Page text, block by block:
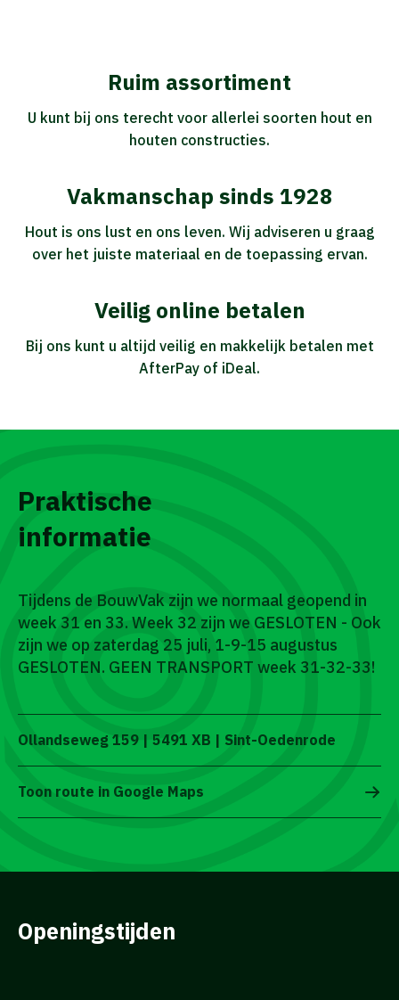
Ruim assortiment
U kunt bij ons terecht voor allerlei soorten hout en
houten constructies.
Vakmanschap sinds 1928
Hout is ons lust en ons leven. Wij adviseren u graag
over het juiste materiaal en de toepassing ervan.
Veilig online betalen
Bij ons kunt u altijd veilig en makkelijk betalen met
AfterPay of iDeal.
Praktische
informatie
Tijdens de BouwVak zijn we normaal geopend in
week 31 en 33. Week 32 zijn we GESLOTEN - Ook
zijn we op zaterdag 25 juli, 1-9-15 augustus
GESLOTEN. GEEN TRANSPORT week 31-32-33!
Ollandseweg 159 | 5491 XB | Sint-Oedenrode
Toon route in Google Maps
Openingstijden